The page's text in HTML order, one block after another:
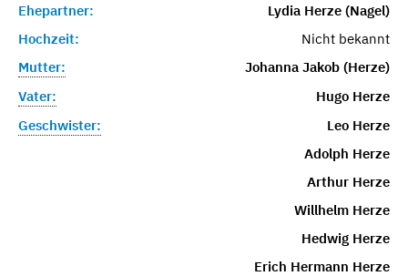
Ehepartner:
Lydia Herze (Nagel)
Hochzeit:
Nicht bekannt
Mutter:
Johanna Jakob (Herze)
Vater:
Hugo Herze
Geschwister:
Leo Herze
Adolph Herze
Arthur Herze
Willhelm Herze
Hedwig Herze
Erich Hermann Herze